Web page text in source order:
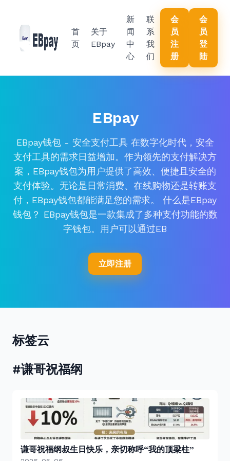
首
页
关于
EBpay
新
闻
中
心
联
系
我
们
会
员
注
册
会
员
登
陆
EBpay
EBpay钱包 - 安全支付工具 在数字化时代，安全
支付工具的需求日益增加。作为领先的支付解决方
案，EBpay钱包为用户提供了高效、便捷且安全的
支付体验。无论是日常消费、在线购物还是转账支
付，EBpay钱包都能满足您的需求。 什么是EBpay
钱包？ EBpay钱包是一款集成了多种支付功能的数
字钱包。用户可以通过EB
立即注册
标签云
#谦哥祝福纲
谦哥祝福纲叔生日快乐，亲切称呼“我的顶梁柱”